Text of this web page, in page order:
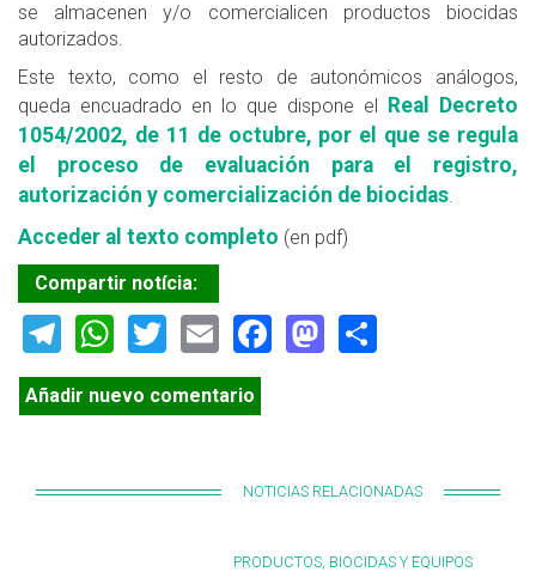
se almacenen y/o comercialicen productos biocidas
autorizados.
Este texto, como el resto de autonómicos análogos,
queda encuadrado en lo que dispone el
Real Decreto
1054/2002, de 11 de octubre, por el que se regula
el proceso de evaluación para el registro,
autorización y comercialización de biocidas.
Acceder al texto completo (en pdf)
Compartir notícia:
Telegram
WhatsApp
TwitterEmailFacebook
Mastodon
Añadir nuevo comentario
NOTICIAS RELACIONADAS
PRODUCTOS, BIOCIDAS Y EQUIPOS